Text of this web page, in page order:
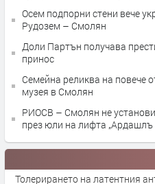
Осем подпорни стени вече
Рудозем – Смолян
Доли Партън получава
принос
Семейна реликва на повече
музея в Смолян
РИОСВ – Смолян не
през юли на лифта
Толерирането на латентния